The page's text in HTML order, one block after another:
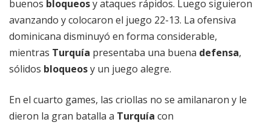
buenos bloqueosy ataques rápidos. Luego siguieron
avanzando y colocaron el juego 22-13. La ofensiva
dominicana disminuyó en forma considerable,
mientras Turquía presentaba una buena defensa,
sólidos bloqueosy un juego alegre.
En el cuarto games, las criollas no se amilanaron y le
dieron la gran batalla a Turquía con